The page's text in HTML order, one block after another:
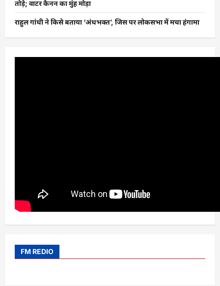
तोड़े; वाटर कैनन का मुंह मोड़ा
राहुल गांधी ने किसे बताया ‘अंधभक्त’, जिस पर लोकसभा में मचा हंगामा
FM REDIO